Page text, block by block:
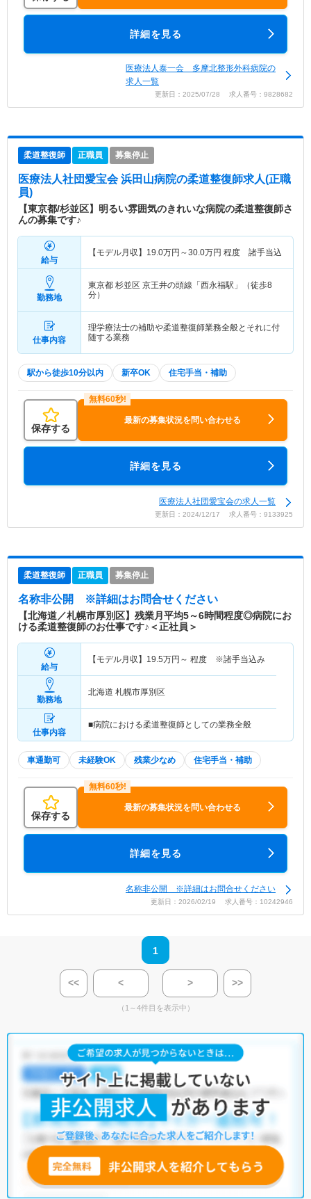
詳細を見る
医療法人泰一会 多摩北整形外科病院の
求人一覧
更新日：2025/07/28 求人番号：9828682
柔道整復師 正職員 募集停止
医療法人社団愛宝会 浜田山病院の柔道整復師求人(正職
員)
【東京都/杉並区】明るい雰囲気のきれいな病院の柔道整復師さ
んの募集です♪
給与
【モデル月収】 19.0万円～30.0万円 程度 諸手当込
勤務地
東京都 杉並区 京王井の頭線「西永福駅」（徒歩8
分）
仕事内容
理学療法士の補助や柔道整復師業務全般とそれに付
随する業務
駅から徒歩10分以内 新卒OK 住宅手当・補助
保存する
最新の募集状況を問い合わせる
詳細を見る
医療法人社団愛宝会の求人一覧
更新日：2024/12/17 求人番号：9133925
柔道整復師 正職員 募集停止
名称非公開 ※詳細はお問合せください
【北海道／札幌市厚別区】残業月平均5～6時間程度◎病院にお
ける柔道整復師のお仕事です♪＜正社員＞
給与
【モデル月収】 19.5万円～ 程度 ※諸手当込み
勤務地
北海道 札幌市厚別区
仕事内容
■病院における柔道整復師としての業務全般
車通勤可 未経験OK 残業少なめ 住宅手当・補助
保存する
最新の募集状況を問い合わせる
詳細を見る
名称非公開 ※詳細はお問合せください
更新日：2026/02/19 求人番号：10242946
1
<< < > >>
（1～4件目を表示中）